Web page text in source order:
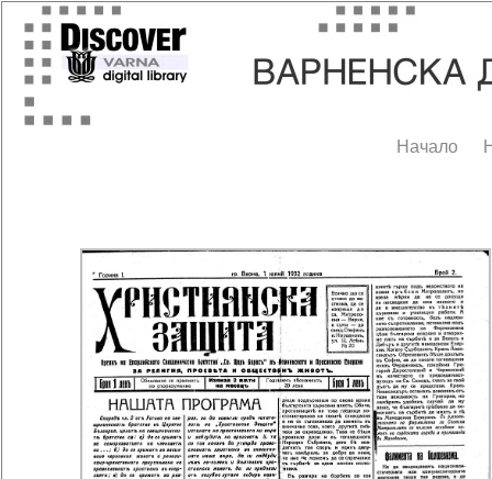
Начало